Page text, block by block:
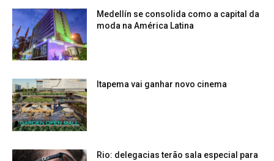
Medellín se consolida como a capital da
moda na América Latina
Itapema vai ganhar novo cinema
Rio: delegacias terão sala especial para